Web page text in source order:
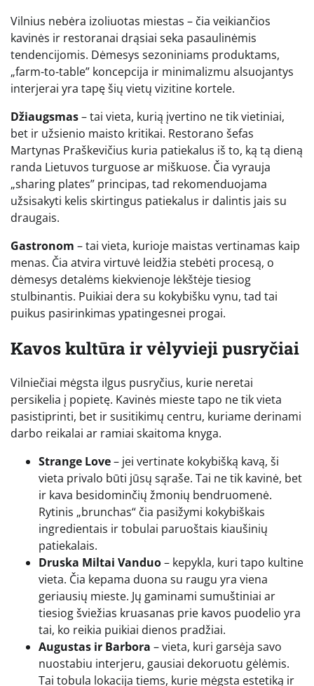
Vilnius nebėra izoliuotas miestas – čia veikiančios
kavinės ir restoranai drąsiai seka pasaulinėmis
tendencijomis. Dėmesys sezoniniams produktams,
„farm-to-table” koncepcija ir minimalizmu alsuojantys
interjerai yra tapę šių vietų vizitine kortele.
Džiaugsmas– tai vieta, kurią įvertino ne tik vietiniai,
bet ir užsienio maisto kritikai. Restorano šefas
Martynas Praškevičius kuria patiekalus iš to, ką tą dieną
randa Lietuvos turguose ar miškuose. Čia vyrauja
„sharing plates” principas, tad rekomenduojama
užsisakyti kelis skirtingus patiekalus ir dalintis jais su
draugais.
Gastronom – tai vieta, kurioje maistas vertinamas kaip
menas. Čia atvira virtuvė leidžia stebėti procesą, o
dėmesys detalėms kiekvienoje lėkštėje tiesiog
stulbinantis. Puikiai dera su kokybišku vynu, tad tai
puikus pasirinkimas ypatingesnei progai.
Kavos kultūra ir vėlyvieji pusryčiai
Vilniečiai mėgsta ilgus pusryčius, kurie neretai
persikelia į popietę. Kavinės mieste tapo ne tik vieta
pasistiprinti, bet ir susitikimų centru, kuriame derinami
darbo reikalai ar ramiai skaitoma knyga.
Strange Love– jei vertinate kokybišką kavą, ši
vieta privalo būti jūsų sąraše. Tai ne tik kavinė, bet
ir kava besidominčių žmonių bendruomenė.
Rytinis „brunchas“ čia pasižymi kokybiškais
ingredientais ir tobulai paruoštais kiaušinių
patiekalais.
Druska Miltai Vanduo– kepykla, kuri tapo kultine
vieta. Čia kepama duona su raugu yra viena
geriausių mieste. Jų gaminami sumuštiniai ar
tiesiog šviežias kruasanas prie kavos puodelio yra
tai, ko reikia puikiai dienos pradžiai.
Augustas ir Barbora – vieta, kuri garsėja savo
nuostabiu interjeru, gausiai dekoruotu gėlėmis.
Tai tobula lokacija tiems, kurie mėgsta estetiką ir